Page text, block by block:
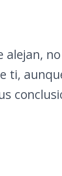
alejan,
ti,